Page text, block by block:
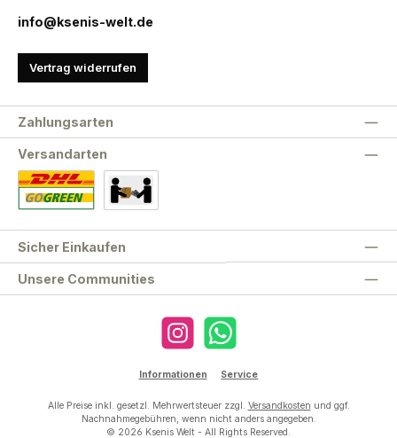
info@ksenis-welt.de
Vertrag widerrufen
Unsere Communities
Zahlungsarten
Versandarten
Sicher Einkaufen
Instagram WhatsApp
Informationen Service
Alle Preise inkl. gesetzl. Mehrwertsteuer zzgl. Versandkosten und ggf.
Nachnahmegebühren, wenn nicht anders angegeben.
© 2026 Ksenis Welt - All Rights Reserved.